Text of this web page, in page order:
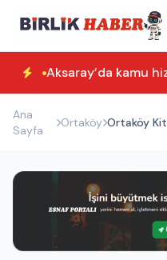
Aksaray’da kamu
Ana
Sayfa
Ortaköy Ortaköy